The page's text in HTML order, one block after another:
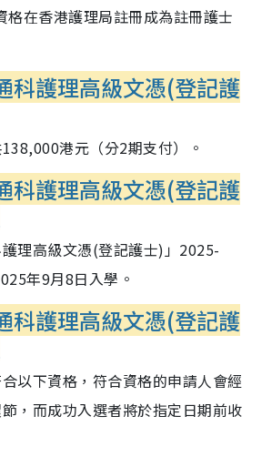
格在香港護理局註冊成為註冊護士
科護理高級文憑(登記護
港元（分2期支付）。
科護理高級文憑(登記護
理高級文憑(登記護士)」2025-
年9月8日入學。
科護理高級文憑(登記護
以下資格，符合資格的申請人會經
，而成功入選者將於指定日期前收